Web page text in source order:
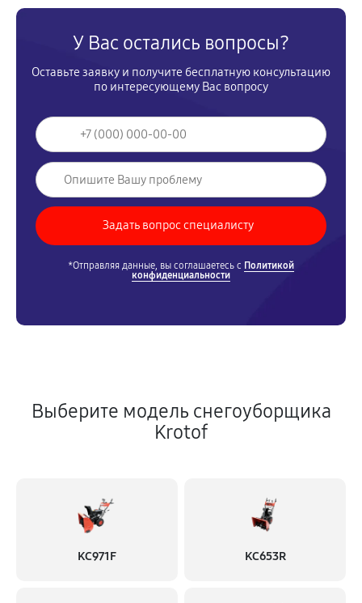
У Вас остались вопросы?
Оставьте заявку и получите бесплатную консультацию
по интересующему Вас вопросу
*Отправляя данные, вы соглашаетесь с Политикой
конфиденциальности
Выберите модель снегоуборщика
Krotof
KC971F KC653R